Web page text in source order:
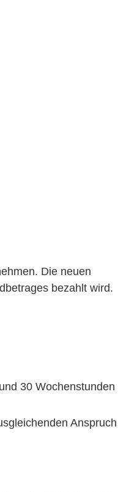
Die neuen
bezahlt wird.
30 Wochenstunden
Anspruch